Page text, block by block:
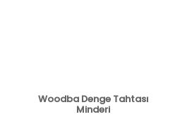
Woodba Denge Tahtası
Minderi